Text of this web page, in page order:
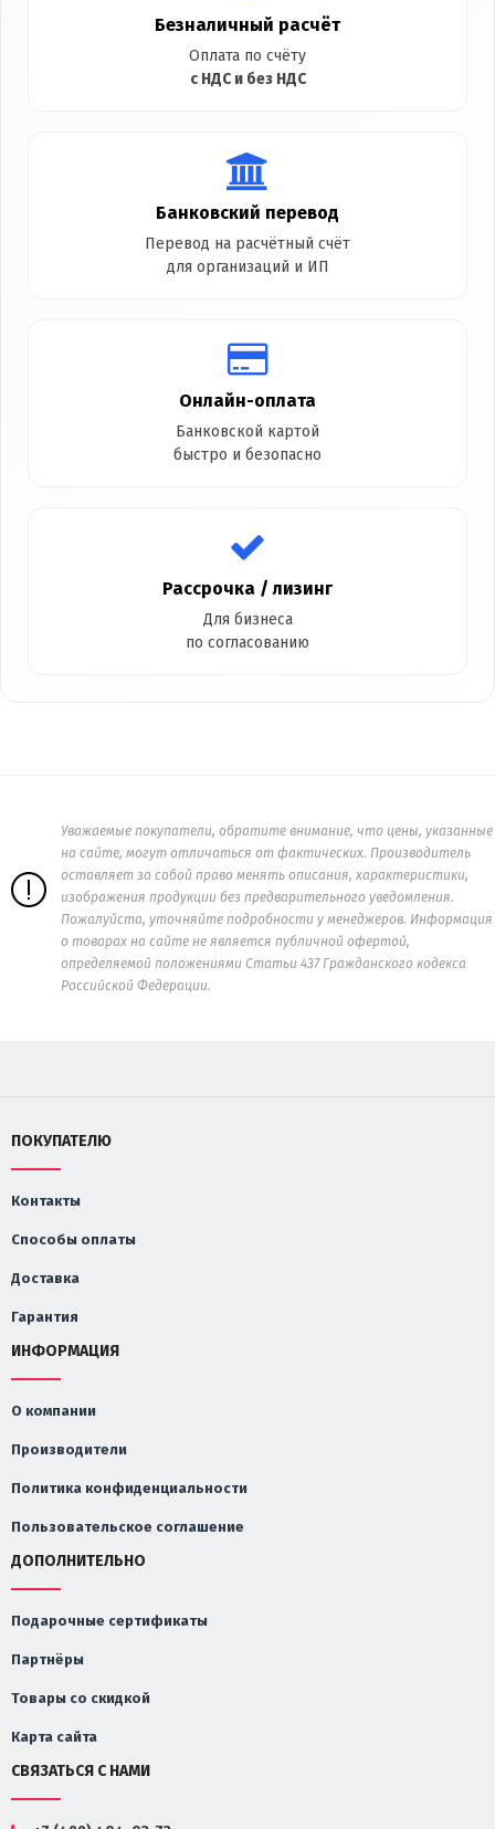
Безналичный расчёт
Оплата по счёту
с НДС и без НДС
Банковский перевод
Перевод на расчётный счёт
для организаций и ИП
Онлайн-оплата
Банковской картой
быстро и безопасно
Рассрочка / лизинг
Для бизнеса
по согласованию
Уважаемые покупатели, обратите внимание, что цены, указанные
на сайте, могут отличаться от фактических. Производитель
оставляет за собой право менять описания, характеристики,
изображения продукции без предварительного уведомления.
Пожалуйста, уточняйте подробности у менеджеров. Информация
о товарах на сайте не является публичной офертой,
определяемой положениями Статьи 437 Гражданского кодекса
Российской Федерации.
ПОКУПАТЕЛЮ
Контакты
Способы оплаты
Доставка
Гарантия
ИНФОРМАЦИЯ
О компании
Производители
Политика конфиденциальности
Пользовательское соглашение
ДОПОЛНИТЕЛЬНО
Подарочные сертификаты
Партнёры
Товары со скидкой
Карта сайта
СВЯЗАТЬСЯ С НАМИ